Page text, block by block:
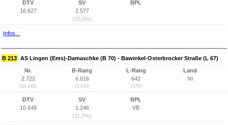
DTV
16.627
SV
2.577
(15,5%)
BPL
Infos...
B 213 AS Lingen (Ems)-Damaschke (B 70) - Bawinkel-Osterbrocker Straße (L 67)
Nr.
2.722
(10.149)
B-Rang
6.016
(3.635)
L-Rang
642
(375)
Land
NI
DTV
10.648
SV
1.246
(11,7%)
BPL
VB